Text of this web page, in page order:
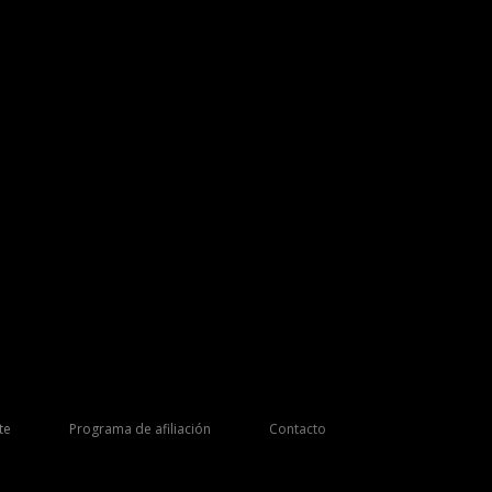
Programa de afiliación Contacto